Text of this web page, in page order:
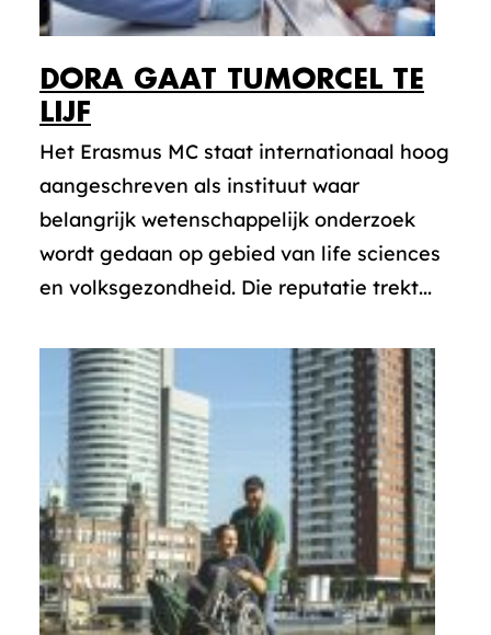
DORA GAAT TUMORCEL TE
LIJF
Het Erasmus MC staat internationaal hoog
aangeschreven als instituut waar
belangrijk wetenschappelijk onderzoek
wordt gedaan op gebied van life sciences
en volksgezondheid. Die reputatie trekt...